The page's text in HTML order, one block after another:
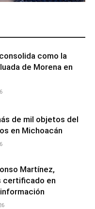
como la
de Morena en
de mil objetos del
en Michoacán
Martínez,
certificado en